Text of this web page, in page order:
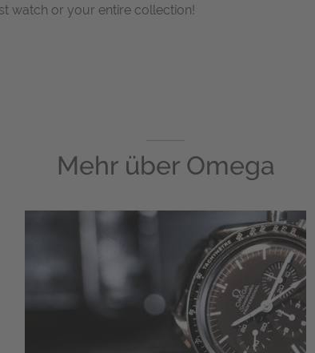
watch or your entire collection!
Mehr über Omega